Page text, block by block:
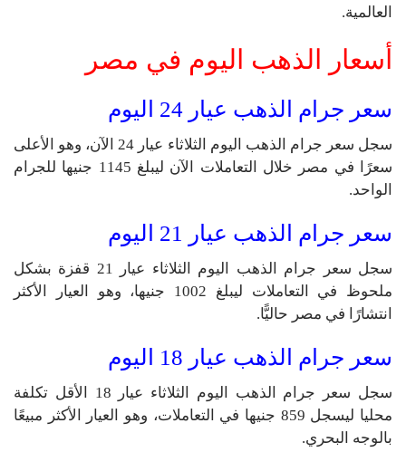
العالمية.
أسعار الذهب اليوم في مصر
سعر جرام الذهب عيار 24 اليوم
سجل سعر جرام الذهب اليوم الثلاثاء عيار 24 الآن، وهو الأعلى
سعرًا في مصر خلال التعاملات الآن ليبلغ 1145 جنيها للجرام
الواحد.
سعر جرام الذهب عيار 21 اليوم
سجل سعر جرام الذهب اليوم الثلاثاء عيار 21 قفزة بشكل
ملحوظ في التعاملات ليبلغ 1002 جنيها، وهو العيار الأكثر
انتشارًا في مصر حاليًّا.
سعر جرام الذهب عيار 18 اليوم
سجل سعر جرام الذهب اليوم الثلاثاء عيار 18 الأقل تكلفة
محليا ليسجل 859 جنيها في التعاملات، وهو العيار الأكثر مبيعًا
بالوجه البحري.